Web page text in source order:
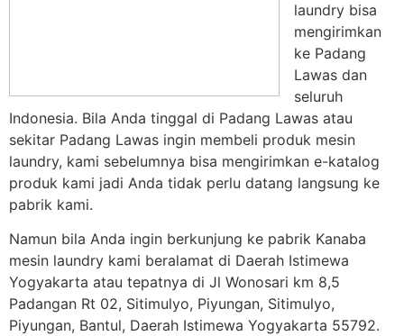
laundry bisa
mengirimkan
ke Padang
Lawas dan
seluruh
Indonesia. Bila Anda tinggal di Padang Lawas atau
sekitar Padang Lawas ingin membeli produk mesin
laundry, kami sebelumnya bisa mengirimkan e-katalog
produk kami jadi Anda tidak perlu datang langsung ke
pabrik kami.
Namun bila Anda ingin berkunjung ke pabrik Kanaba
mesin laundry kami beralamat di Daerah Istimewa
Yogyakarta atau tepatnya di Jl Wonosari km 8,5
Padangan Rt 02, Sitimulyo, Piyungan, Sitimulyo,
Piyungan, Bantul, Daerah Istimewa Yogyakarta 55792.